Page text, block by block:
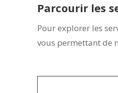
Parcourir les
Pour explorer les
vous permettant de